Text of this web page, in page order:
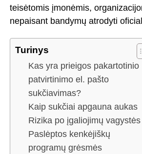
teisėtomis įmonėmis,
nepaisant bandymų atrodyti
Turinys
Kas yra prieigos pakartotinio
patvirtinimo el. pašto
sukčiavimas?
Kaip sukčiai apgauna aukas
Rizika po įgaliojimų vagystės
Paslėptos kenkėjiškų
programų grėsmės